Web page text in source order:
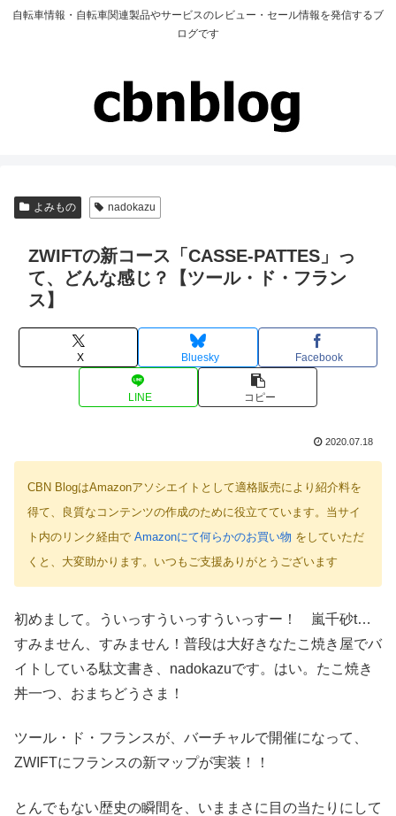
自転車情報・自転車関連製品やサービスのレビュー・セール情報を発信するブ
ログです
よみもの nadokazu
ZWIFTの新コース「CASSE-PATTES」っ
て、どんな感じ？【ツール・ド・フラン
ス】
X Bluesky Facebook
LINE コピー
2020.07.18
CBN BlogはAmazonアソシエイトとして適格販売により紹介料を
得て、良質なコンテンツの作成のために役立てています。当サイ
ト内のリンク経由で Amazonにて何らかのお買い物 をしていただ
くと、大変助かります。いつもご支援ありがとうございます
初めまして。ういっすういっすういっすー！ 嵐千砂t…
すみません、すみません！普段は大好きなたこ焼き屋でバ
イトしている駄文書き、nadokazuです。はい。たこ焼き
丼一つ、おまちどうさま！
ツール・ド・フランスが、バーチャルで開催になって、
ZWIFTにフランスの新マップが実装！！
とんでもない歴史の瞬間を、いままさに目の当たりにして